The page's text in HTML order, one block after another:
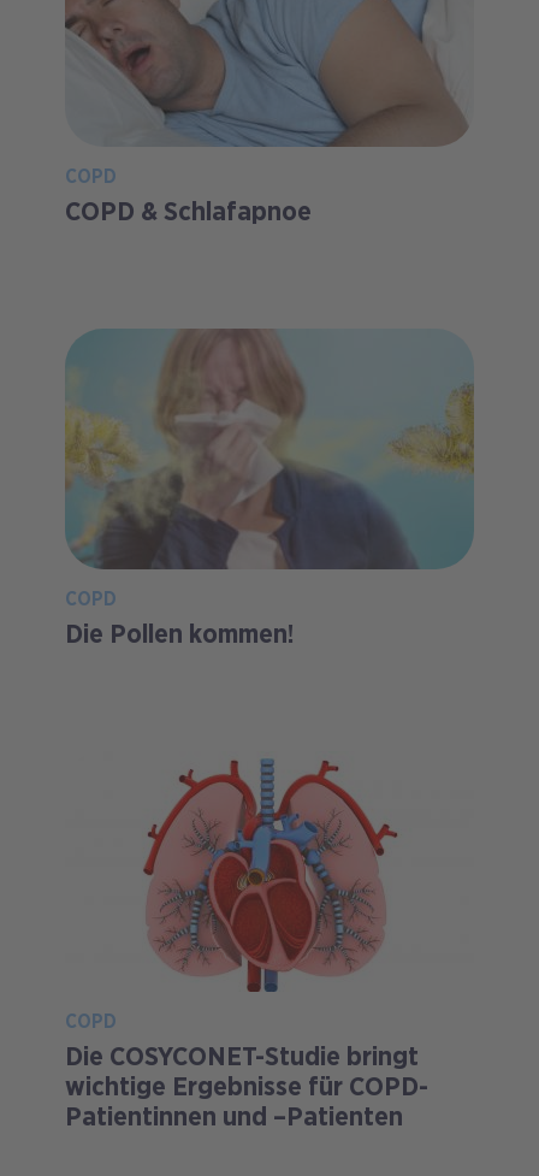
COPD
COPD & Schlafapnoe
COPD
Die Pollen kommen!
COPD
Die COSYCONET-Studie bringt
wichtige Ergebnisse für COPD-
Patientinnen und –Patienten